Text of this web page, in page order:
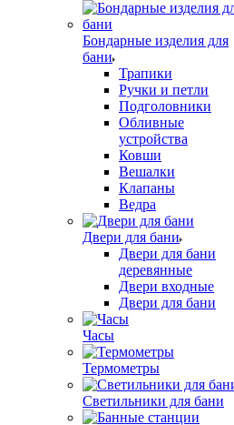
Бондарные изделия для
бани
Трапики
Ручки и петли
Подголовники
Обливные
устройства
Ковши
Вешалки
Клапаны
Ведра
Двери для бани
Двери для бани
деревянные
Двери входные
Двери для бани
Часы
Термометры
Светильники для бани